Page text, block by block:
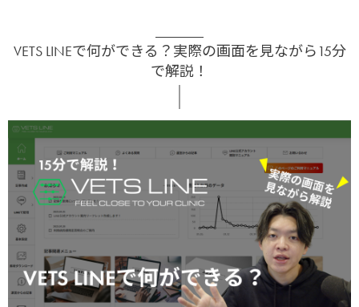
VETS LINEで何ができる？実際の画面を見ながら15分
で解説！